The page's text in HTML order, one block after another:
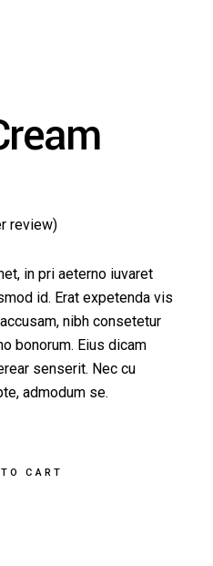
review)
in pri aeterno iuvaret
id. Erat expetenda vis
nibh consetetur
bonorum. Eius dicam
senserit. Nec cu
admodum se.
CART